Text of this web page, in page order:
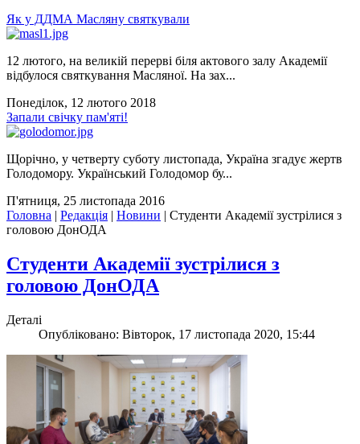
Як у ДДМА Масляну святкували
12 лютого, на великій перерві біля актового залу Академії
відбулося святкування Масляної. На зах...
Понеділок, 12 лютого 2018
Запали свічку пам'яті!
Щорічно, у четверту суботу листопада, Україна згадує жертв
Голодомору. Український Голодомор бу...
П'ятниця, 25 листопада 2016
Головна | Редакція | Новини | Студенти Академії зустрілися з
головою ДонОДА
Студенти Академії зустрілися з
головою ДонОДА
Деталі
Опубліковано: Вівторок, 17 листопада 2020, 15:44